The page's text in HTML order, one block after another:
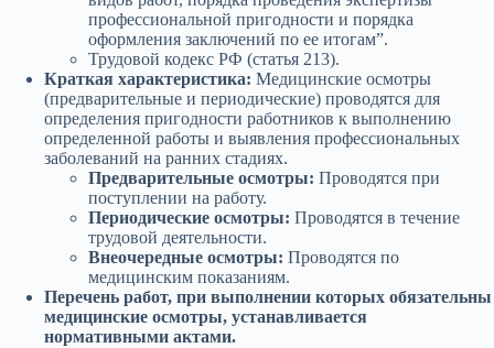
профессиональной пригодности и порядка
оформления заключений по ее итогам”.
Трудовой кодекс РФ (статья 213).
Краткая характеристика: Медицинские осмотры
(предварительные и периодические) проводятся для
определения пригодности работников к выполнению
определенной работы и выявления профессиональных
заболеваний на ранних стадиях.
Предварительные осмотры: Проводятся при
поступлении на работу.
Периодические осмотры: Проводятся в течение
трудовой деятельности.
Внеочередные осмотры: Проводятся по
медицинским показаниям.
Перечень работ, при выполнении которых обязательны
медицинские осмотры, устанавливается
нормативными актами.